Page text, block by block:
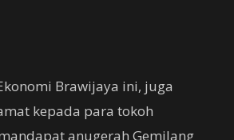
Brawijaya ini, juga
kepada para tokoh
anugerah Gemilang